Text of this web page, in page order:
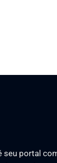
seu portal